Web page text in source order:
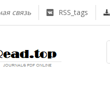
связь RSS_tags